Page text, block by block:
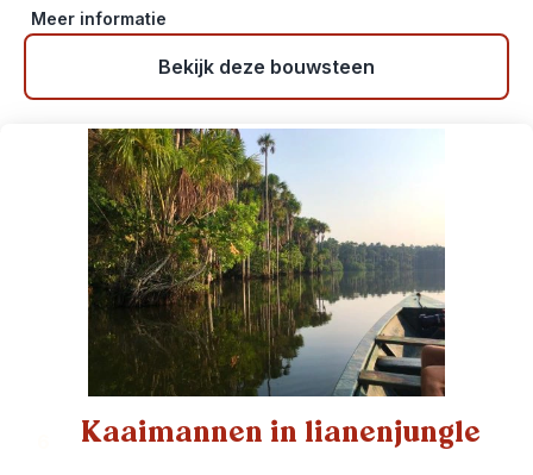
Meer informatie
Bekijk deze bouwsteen
Kaaimannen in lianenjungle